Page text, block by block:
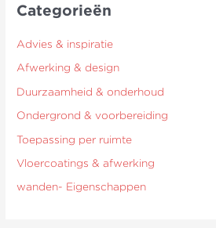
Categorieën
Advies & inspiratie
Afwerking & design
Duurzaamheid & onderhoud
Ondergrond & voorbereiding
Toepassing per ruimte
Vloercoatings & afwerking
wanden- Eigenschappen